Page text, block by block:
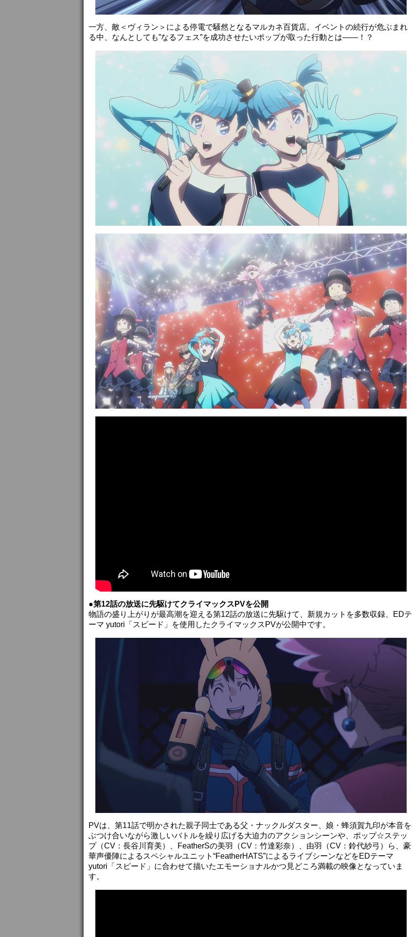
一方、敵＜ヴィラン＞による停電で騒然となるマルカネ百貨店。イベントの続行が危ぶまれ
る中、なんとしても”なるフェス”を成功させたいポップが取った行動とは――！？
●第12話の放送に先駆けてクライマックスPVを公開
物語の盛り上がりが最高潮を迎える第12話の放送に先駆けて、新規カットを多数収録、EDテ
ーマ yutori「スピード」を使用したクライマックスPVが公開中です。
PVは、第11話で明かされた親子同士である父・ナックルダスター、娘・蜂須賀九印が本音を
ぶつけ合いながら激しいバトルを繰り広げる大迫力のアクションシーンや、ポップ☆ステッ
プ（CV：長谷川育美）、FeatherSの美羽（CV：竹達彩奈）、由羽（CV：鈴代紗弓）ら、豪
華声優陣によるスペシャルユニット“FeatherHATS”によるライブシーンなどをEDテーマ
yutori「スピード」に合わせて描いたエモーショナルかつ見どころ満載の映像となっていま
す。